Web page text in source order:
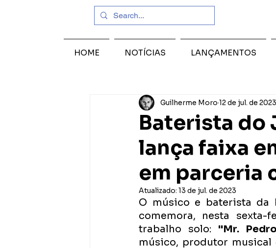
Baterista do
lança faixa
em parceria
Guilherme Moro 12 de jul. de 2023
Atualizado: 13 de jul. de 2023
O músico e baterista da
comemora, nesta
trabalho solo: "Mr. Pedro
músico, produtor musical
HOME NOTÍCIAS LANÇAMENTOS